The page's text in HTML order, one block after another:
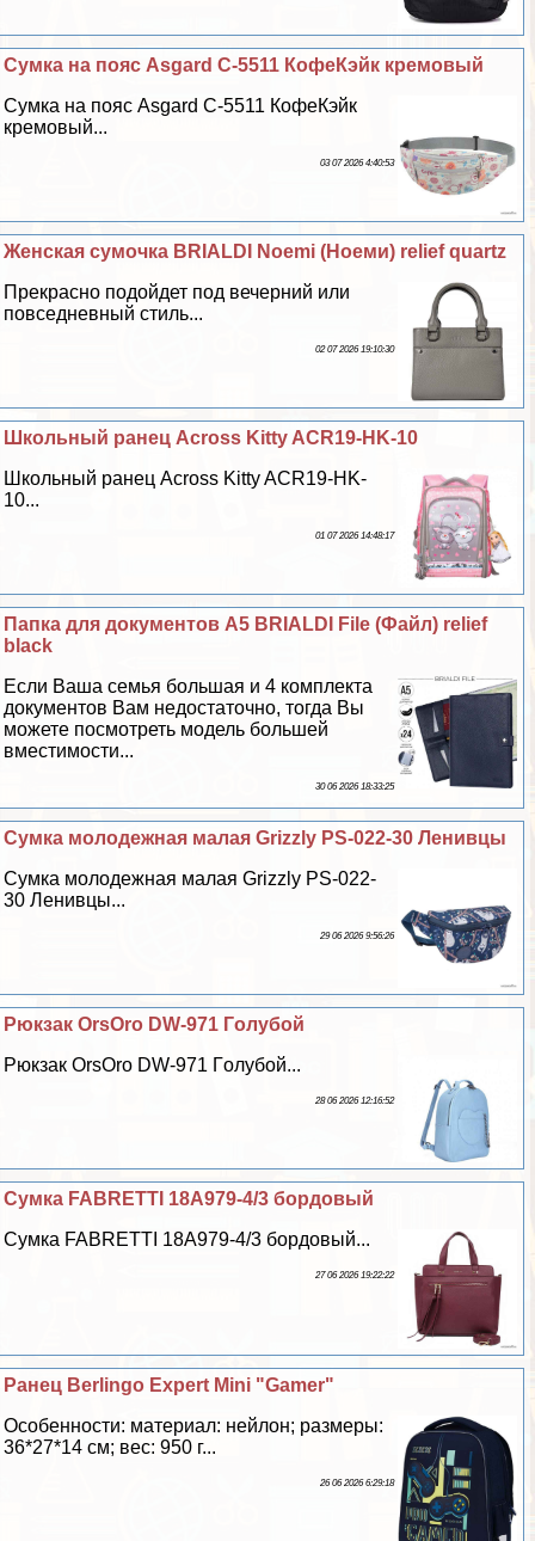
Сумка на пояс Asgard С-5511 КофеКэйк кремовый
Сумка на пояс Asgard С-5511 КофеКэйк
кремовый...
03 07 2026 4:40:53
Женская сумочка BRIALDI Noemi (Ноеми) relief quartz
Прекрасно подойдет под вечерний или
повседневный стиль...
02 07 2026 19:10:30
Школьный ранец Across Kitty ACR19-HK-10
Школьный ранец Across Kitty ACR19-HK-
10...
01 07 2026 14:48:17
Папка для документов А5 BRIALDI File (Файл) relief
black
Если Ваша семья большая и 4 комплекта
документов Вам недостаточно, тогда Вы
можете посмотреть модель большей
вместимости...
30 06 2026 18:33:25
Сумка молодежная малая Grizzly PS-022-30 Ленивцы
Сумка молодежная малая Grizzly PS-022-
30 Ленивцы...
29 06 2026 9:56:26
Рюкзак OrsOro DW-971 Гoлyбой
Рюкзак OrsOro DW-971 Гoлyбой...
28 06 2026 12:16:52
Сумка FABRETTI 18A979-4/3 бордовый
Сумка FABRETTI 18A979-4/3 бордовый...
27 06 2026 19:22:22
Ранец Berlingo Expert Mini "Gamer"
Особенности: материал: нейлон; размеры:
36*27*14 см; вес: 950 г...
26 06 2026 6:29:18